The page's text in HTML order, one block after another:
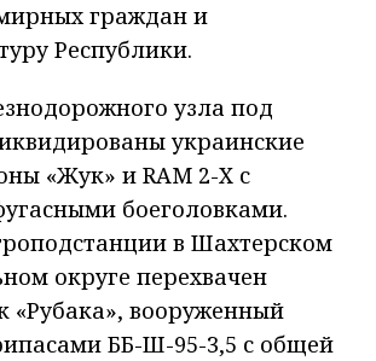
граждан и
Республики.
узла под
украинские
«Жук» и RAM 2-X с
боеголовками.
в Шахтерском
округе перехвачен
«Рубака», вооруженный
ББ-Ш-95-3,5 с общей